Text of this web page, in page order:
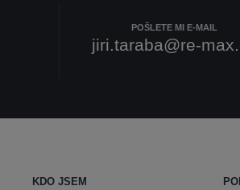
POŠLETE MI E-MAIL
jiri.taraba@re-
KDO JSEM